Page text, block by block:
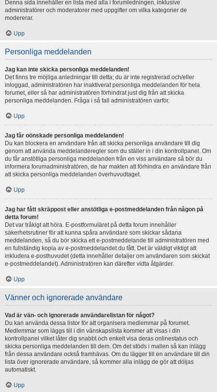
Denna sida innehåller en lista med alla i forumledningen, inklusive
administratörer och moderatorer med uppgifter om vilka kategorier de
modererar.
Upp
Personliga meddelanden
Jag kan inte skicka personliga meddelanden!
Det finns tre möjliga anledningar till detta; du är inte registrerad och/eller
inloggad, administratören har inaktiverat personliga meddelanden för hela
forumet, eller så har administratören förhindrat just dig från att skicka
personliga meddelanden. Fråga i så fall administratören varför.
Upp
Jag får oönskade personliga meddelanden!
Du kan blockera en användare från att skicka personliga användare till dig
genom att använda meddelanderegler som du ställer in i din kontrollpanel. Om
du får anstötliga personliga meddelanden från en viss användare så bör du
informera forumadministratören, de har makten att förhindra en användare från
att skicka personliga meddelanden överhuvudtaget.
Upp
Jag har fått skräppost eller anstötliga e-postmeddelanden från någon på
detta forum!
Det var tråkigt att höra. E-postformuläret på detta forum innehåller
säkerhetsrutiner för att kunna spåra användare som skickar sådana
meddelanden, så du bör skicka ett e-postmeddelande till administratören med
en fullständig kopia av e-postmeddelandet du fått. Det är väldigt viktigt att
inkludera e-posthuvudet (detta innehåller detaljer om användaren som skickat
e-postmeddelandet). Administratören kan därefter vidta åtgärder.
Upp
Vänner och ignorerade användare
Vad är vän- och ignorerade användarelistan för något?
Du kan använda dessa listor för att organisera medlemmar på forumet.
Medlemmar som läggs till i din vänskapslista kommer att visas i din
kontrollpanel vilket låter dig snabbt och enkelt visa deras onlinestatus och
skicka personliga meddelanden till dem. Om det stöds i mallen så kan inlägg
från dessa användare också framhävas. Om du lägger till en användare till din
lista över ignorerade användare, så kommer alla inlägg de gör att döljas
automatiskt.
Upp